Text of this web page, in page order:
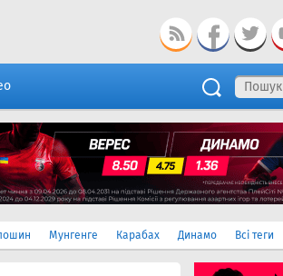
Мунгенге Карабах Динамо Всі теги